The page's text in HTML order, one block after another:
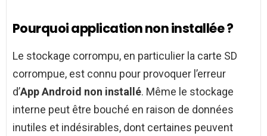
Pourquoi application non installée ?
Le stockage corrompu, en particulier la carte SD
corrompue, est connu pour provoquer l’erreur
d’App Android non installé. Même le stockage
interne peut être bouché en raison de données
inutiles et indésirables, dont certaines peuvent